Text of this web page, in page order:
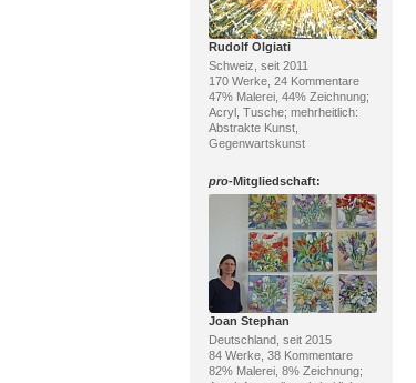
Rudolf Olgiati
Schweiz, seit 2011
170 Werke, 24 Kommentare
47% Malerei, 44% Zeichnung;
Acryl, Tusche; mehrheitlich:
Abstrakte Kunst,
Gegenwartskunst
pro-Mitgliedschaft:
Joan Stephan
Deutschland, seit 2015
84 Werke, 38 Kommentare
82% Malerei, 8% Zeichnung;